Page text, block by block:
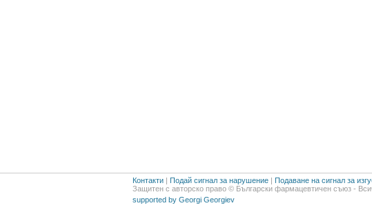
Контакти | Подай сигнал за нарушение | Подаване на сигнал за
Защитен с авторско право © Български фармацевтичен съюз -
supported by Georgi Georgiev